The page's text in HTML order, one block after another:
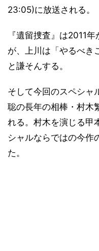
23:05)に放送される。
『遺留捜査』は2011
が、上川は「やるべき
と謙そんする。
そして今回のスペシャ
聡の長年の相棒・村木
れる。村木を演じる甲
シャルならではの今作
た。